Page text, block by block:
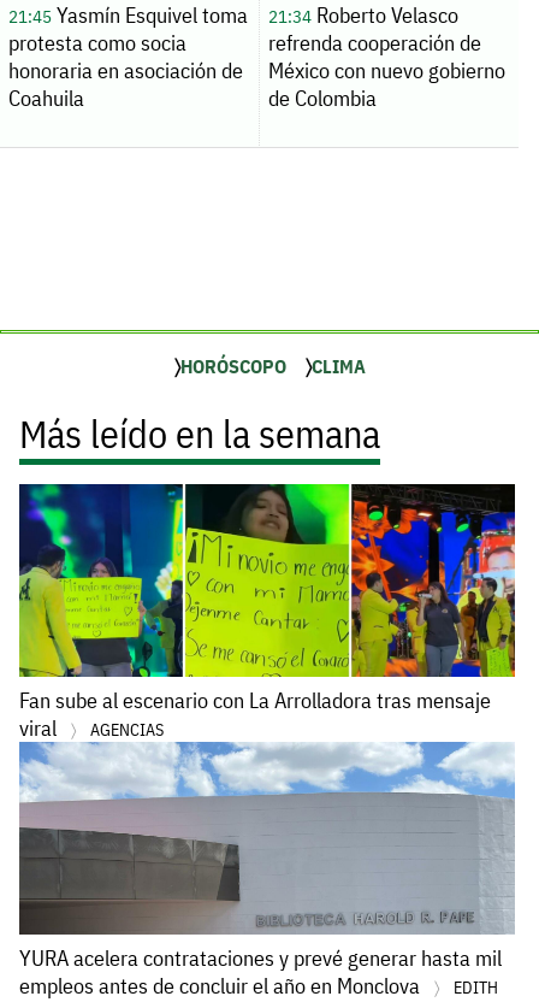
21:45Yasmín Esquivel toma
protesta como socia
honoraria en asociación de
Coahuila
21:34Roberto Velasco
refrenda cooperación de
México con nuevo gobierno
de Colombia
HORÓSCOPO CLIMA
Más leído en la semana
Fan sube al escenario con La Arrolladora tras mensaje
viral
AGENCIAS
YURA acelera contrataciones y prevé generar hasta mil
empleos antes de concluir el año en Monclova
EDITH